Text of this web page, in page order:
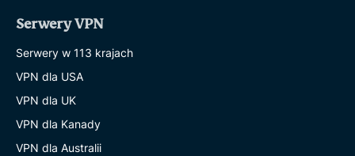
Serwery VPN
Serwery w 113 krajach
VPN dla USA
VPN dla UK
VPN dla Kanady
VPN dla Australii